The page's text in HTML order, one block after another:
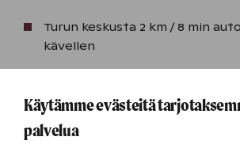
Turun keskusta 2 km / 8 min
kävellen
katso junareittiVR.fi
Erinomaiset yhteydet julkisilla,
Käytämme evästeitä
palvelua